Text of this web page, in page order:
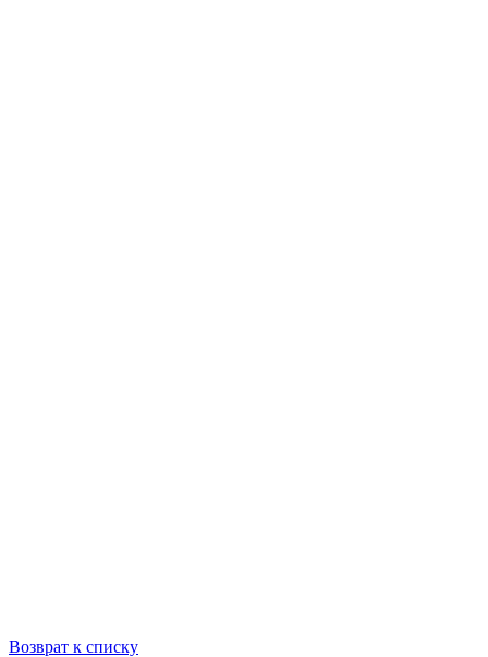
Возврат к списку